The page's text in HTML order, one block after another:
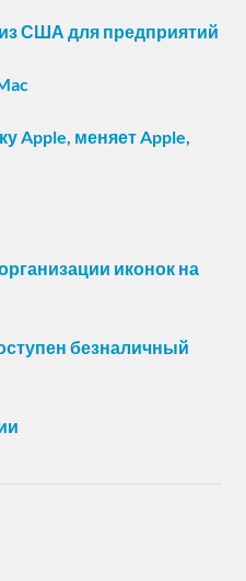
США для предприятий
Apple, меняет Apple,
иконок на
безналичный